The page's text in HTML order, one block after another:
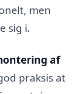
men
sig i.
af
praksis at